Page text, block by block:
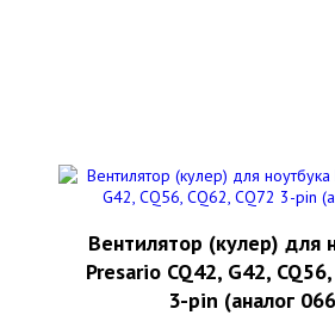
Вентилятор (кулер) для
Presario CQ42, G42,
3-pin (аналог